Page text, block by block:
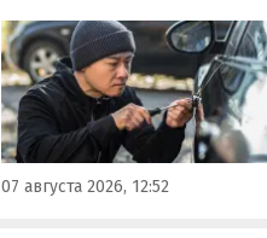
могут доставить
злоумышленникам больше
всего сложностей. Из
машин таковыми сегодня
являются модели Li и BYD,
сообщил в эфире радио РБК
учредитель федерального
07 августа 2026, 12:52